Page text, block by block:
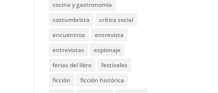
cocina y gastronomía
costumbrista
crítica social
encuentros
entrevista
entrevistas
espionaje
ferias del libro
festivales
ficción
ficción histórica